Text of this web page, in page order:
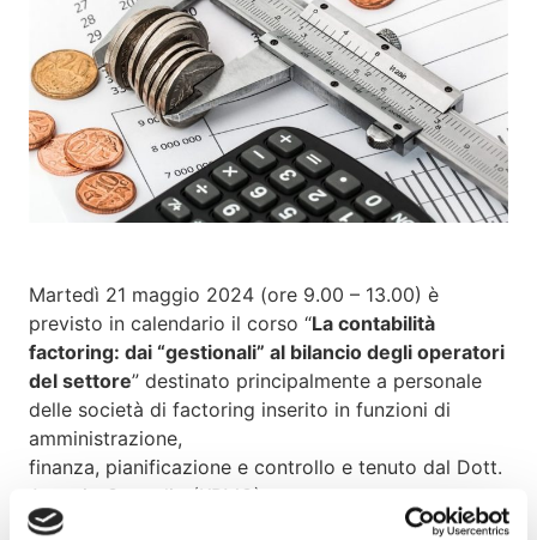
Martedì 21 maggio 2024 (ore 9.00 – 13.00) è
previsto in calendario il corso “La contabilità
factoring: dai “gestionali” al bilancio degli operatori
del settore” destinato principalmente a personale
delle società di factoring inserito in funzioni di
amministrazione,
finanza, pianificazione e controllo e tenuto dal Dott.
Antonio Gaveglio (KPMG).